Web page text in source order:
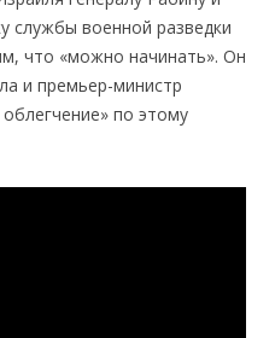
службы военной разведки
что «можно начинать». Он
и премьер-министр
по этому